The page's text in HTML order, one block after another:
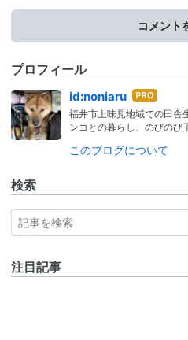
コメント
プロフィール
id:noniaru はて
なブ
ログ
福井市上味見地域での田舎
ンコとの暮らし、のびのび
このブログについて
検索
注目記事